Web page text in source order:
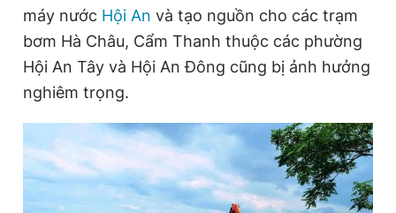
máy nước Hội An và tạo nguồn cho các trạm
bơm Hà Châu, Cẩm Thanh thuộc các phường
Hội An Tây và Hội An Đông cũng bị ảnh hưởng
nghiêm trọng.